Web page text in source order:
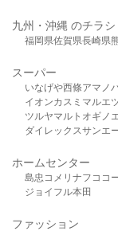
九州・沖縄 のチラシ
福岡県佐賀県長崎県
スーパー
いなげや西條アマノ
イオンカスミ マルエ
ツルヤマルト オギノ
ダイレックスサンエ
ホームセンター
島忠 コメリ ナフコ コ
ジョイフル本田
ファッション